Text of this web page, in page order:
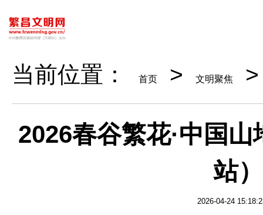
当前位置： 首页 > 文明聚焦 >
2026春谷繁花·中国
站
2026-04-24